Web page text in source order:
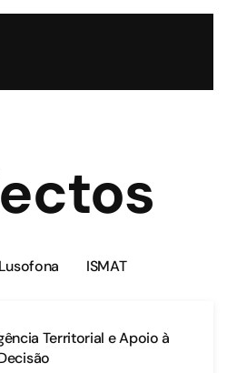
ISMAT
Territorial e Apoio à